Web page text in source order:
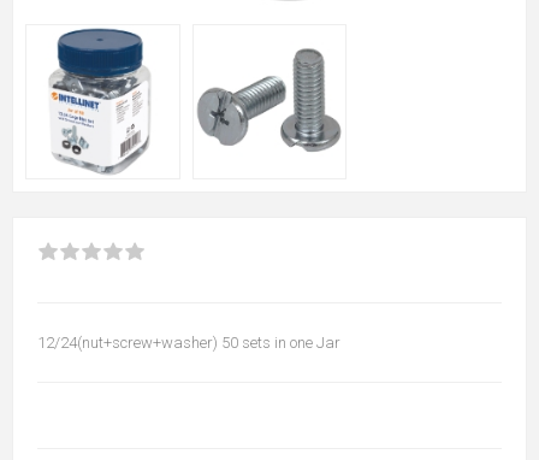
12/24(nut+screw+washer) 50 sets in one Jar